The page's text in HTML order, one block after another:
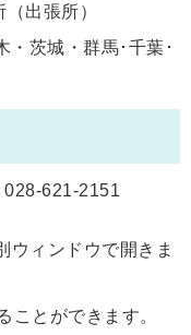
出張所）
・茨城・群馬･千葉･
621-2151
ウィンドウで開きま
ことができます。